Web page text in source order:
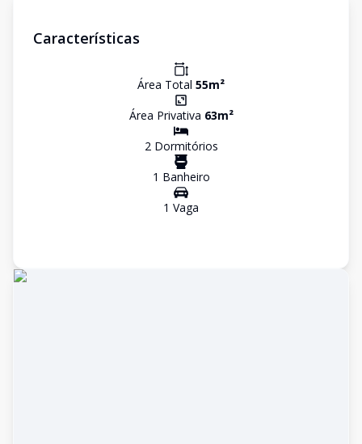
Características
Área Total 55m²
Área Privativa 63m²
2Dormitórios
1 Banheiro
1 Vaga